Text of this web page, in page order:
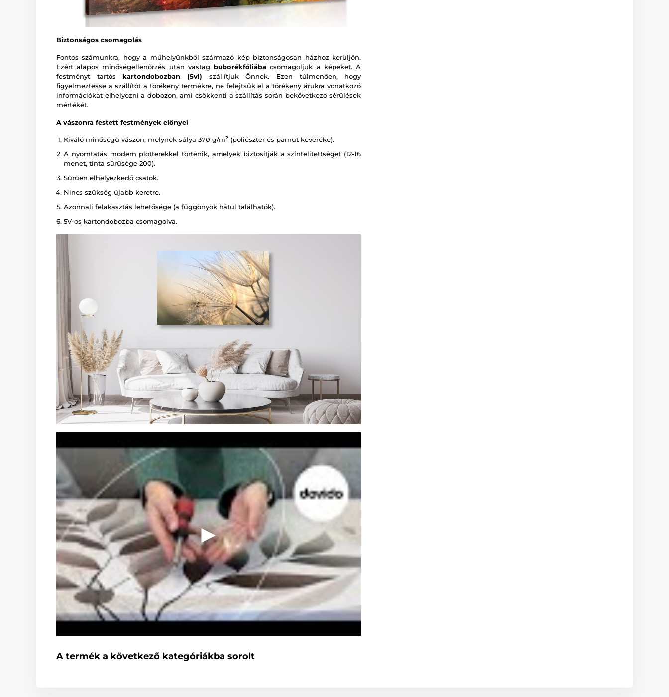
Biztonságos csomagolás
Fontos számunkra, hogy a műhelyünkből származó kép biztonságosan házhoz kerüljön.
Ezért alapos minőségellenőrzés után vastag buborékfóliába csomagoljuk a képeket. A
festményt tartós kartondobozban (5vl) szállítjuk Önnek. Ezen túlmenően, hogy
figyelmeztesse a szállítót a törékeny termékre, ne felejtsük el a törékeny árukra vonatkozó
információkat elhelyezni a dobozon, ami csökkenti a szállítás során bekövetkező sérülések
mértékét.
A vászonra festett festmények előnyei
Kiváló minőségű vászon, melynek súlya 370 g/m2 (poliészter és pamut keveréke).
A nyomtatás modern plotterekkel történik, amelyek biztosítják a színtelítettséget (12-16
menet, tinta sűrűsége 200).
Sűrűen elhelyezkedő csatok.
Nincs szükség újabb keretre.
Azonnali felakasztás lehetősége (a függönyök hátul találhatók).
5V-os kartondobozba csomagolva.
A termék a következő kategóriákba sorolt